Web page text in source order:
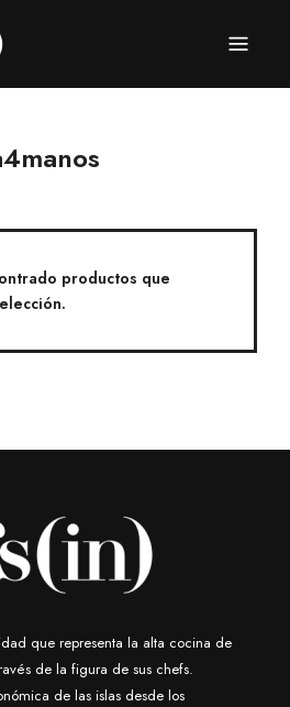
productos que
que representa la alta cocina de
de la figura de sus chefs.
de las islas desde los